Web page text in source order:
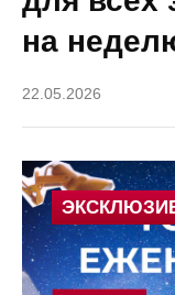
на
22.05.2026